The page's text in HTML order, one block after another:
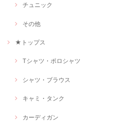
チュニック
その他
★トップス
Tシャツ・ポロシャツ
シャツ・ブラウス
キャミ・タンク
カーディガン